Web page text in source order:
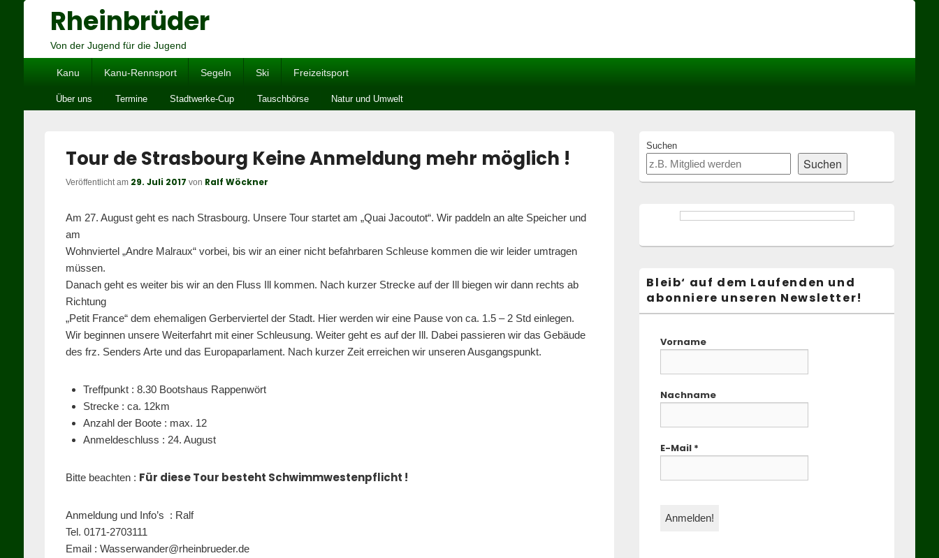
Rheinbrüder
Von der Jugend für die Jugend
Area
Kanu Kanu-Rennsport Segeln Ski Freizeitsport
UntermenüÜber uns Termine Stadtwerke-Cup Tauschbörse Natur und Umwelt
Tour de Strasbourg Keine Anmeldung mehr möglich !
Veröffentlicht am 29. Juli 2017 von Ralf Wöckner
Am 27. August geht es nach Strasbourg. Unsere Tour startet am „Quai Jacoutot“. Wir paddeln an alte Speicher und
am
Wohnviertel „Andre Malraux“ vorbei, bis wir an einer nicht befahrbaren Schleuse kommen die wir leider umtragen
müssen.
Danach geht es weiter bis wir an den Fluss Ill kommen. Nach kurzer Strecke auf der Ill biegen wir dann rechts ab
Richtung
„Petit France“ dem ehemaligen Gerberviertel der Stadt. Hier werden wir eine Pause von ca. 1.5 – 2 Std einlegen.
Wir beginnen unsere Weiterfahrt mit einer Schleusung. Weiter geht es auf der Ill. Dabei passieren wir das Gebäude
des frz. Senders Arte und das Europaparlament. Nach kurzer Zeit erreichen wir unseren Ausgangspunkt.
Treffpunkt : 8.30 Bootshaus Rappenwört
Strecke : ca. 12km
Anzahl der Boote : max. 12
Anmeldeschluss : 24. August
Bitte beachten : Für diese Tour besteht Schwimmwestenpflicht !
Anmeldung und Info’s : Ralf
Tel. 0171-2703111
Email : Wasserwander@rheinbrueder.de
Sidebar
Widget
Area
Suchen
Suchen
Bleib‘ auf dem Laufenden und
abonniere unseren Newsletter!
Vorname
Nachname
E-Mail *